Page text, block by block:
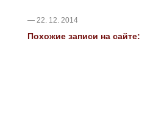
— 22. 12. 2014
Похожие записи на сайте: